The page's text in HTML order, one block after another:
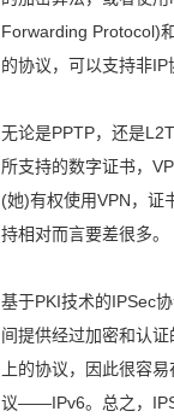
Forwarding Protocol)
的协议，可以支持非
无论是PPTP，还是
所支持的数字证书，
(她)有权使用VPN，证
持相对而言要差很多。
基于PKI技术的IPSec
间提供经过加密和认
上的协议，因此很容
议——IPv6。总之，